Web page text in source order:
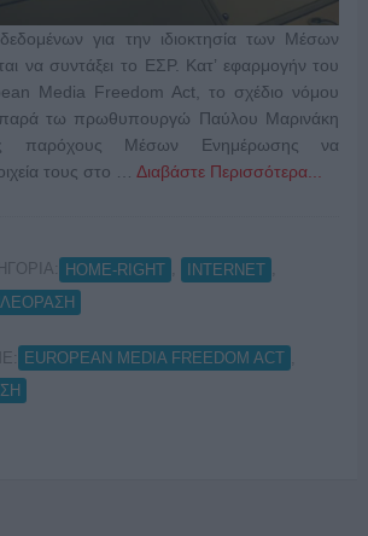
για την ιδιοκτησία των Μέσων
να συντάξει το ΕΣΡ. Κατ’ εφαρμογήν του
Media Freedom Act, το σχέδιο νόμου
τω πρωθυπουργώ Παύλου Μαρινάκη
παρόχους Μέσων Ενημέρωσης να
τους στο … Διαβάστε Περισσότερα...
HOME-RIGHT INTERNET
EUROPEAN MEDIA FREEDOM ACT